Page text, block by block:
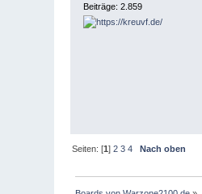
Beiträge: 2.859
Seiten: [1]2 3 4
Nach oben